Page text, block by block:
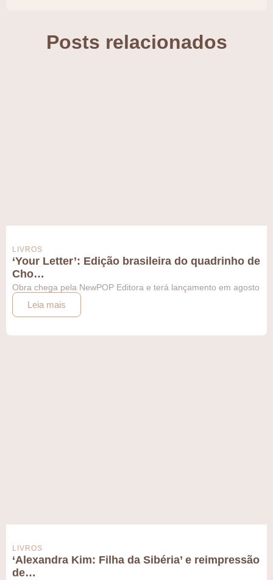
Posts relacionados
LIVROS
‘Your Letter’: Edição brasileira do quadrinho de
Cho…
Obra chega pela NewPOP Editora e terá lançamento em agosto
Leia mais
LIVROS
‘Alexandra Kim: Filha da Sibéria’ e reimpressão
de…